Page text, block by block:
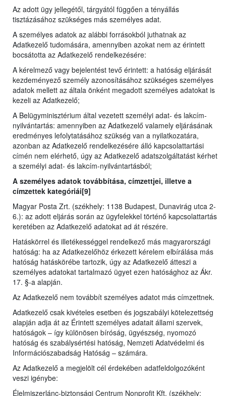
Az adott ügy jellegétől, tárgyától függően a tényállás
tisztázásához szükséges más személyes adat.
A személyes adatok az alábbi forrásokból juthatnak az
Adatkezelő tudomására, amennyiben azokat nem az érintett
bocsátotta az Adatkezelő rendelkezésére:
A kérelmező vagy bejelentést tevő érintett: a hatóság eljárását
kezdeményező személy azonosításához szükséges személyes
adatok mellett az általa önként megadott személyes adatokat is
kezeli az Adatkezelő;
A Belügyminisztérium által vezetett személyi adat- és lakcím-
nyilvántartás: amennyiben az Adatkezelő valamely eljárásának
eredményes lefolytatásához szükség van a nyilatkozatára,
azonban az Adatkezelő rendelkezésére álló kapcsolattartási
címén nem elérhető, úgy az Adatkezelő adatszolgáltatást kérhet
a személyi adat- és lakcím-nyilvántartásból;
A személyes adatok továbbítása, címzettjei, illetve a
címzettek kategóriái[9]
Magyar Posta Zrt. (székhely: 1138 Budapest, Dunavirág utca 2-
6.): az adott eljárás során az ügyfelekkel történő kapcsolattartás
keretében az Adatkezelő adatokat ad át részére.
Hatáskörrel és illetékességgel rendelkező más magyarországi
hatóság: ha az Adatkezelőhöz érkezett kérelem elbírálása más
hatóság hatáskörébe tartozik, úgy az Adatkezelő átteszi a
személyes adatokat tartalmazó ügyet ezen hatósághoz az Ákr.
17. §-a alapján.
Az Adatkezelő nem továbbít személyes adatot más címzettnek.
Adatkezelő csak kivételes esetben és jogszabályi kötelezettség
alapján adja át az Érintett személyes adatait állami szervek,
hatóságok – így különösen bíróság, ügyészség, nyomozó
hatóság és szabálysértési hatóság, Nemzeti Adatvédelmi és
Információszabadság Hatóság – számára.
Az Adatkezelő a megjelölt cél érdekében adatfeldolgozóként
veszi igénybe:
Élelmiszerlánc-biztonsági Centrum Nonprofit Kft. (székhely: